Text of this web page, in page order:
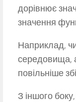
дорівнює
значення
Наприклад,
середовища,
повільніше
З іншого